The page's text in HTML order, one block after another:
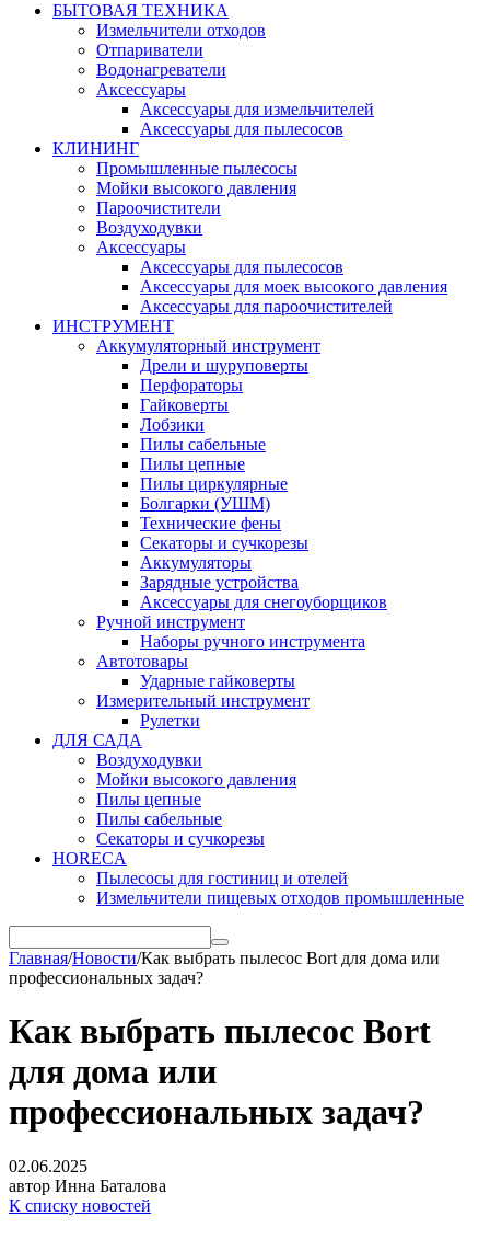
БЫТОВАЯ ТЕХНИКА
Измельчители отходов
Отпариватели
Водонагреватели
Аксессуары
Аксессуары для измельчителей
Аксессуары для пылесосов
КЛИНИНГ
Промышленные пылесосы
Мойки высокого давления
Пароочистители
Воздуходувки
Аксессуары
Аксессуары для пылесосов
Аксессуары для моек высокого давления
Аксессуары для пароочистителей
ИНСТРУМЕНТ
Аккумуляторный инструмент
Дрели и шуруповерты
Перфораторы
Гайковерты
Лобзики
Пилы сабельные
Пилы цепные
Пилы циркулярные
Болгарки (УШМ)
Технические фены
Секаторы и сучкорезы
Аккумуляторы
Зарядные устройства
Аксессуары для снегоуборщиков
Ручной инструмент
Наборы ручного инструмента
Автотовары
Ударные гайковерты
Измерительный инструмент
Рулетки
ДЛЯ САДА
Воздуходувки
Мойки высокого давления
Пилы цепные
Пилы сабельные
Секаторы и сучкорезы
HORECA
Пылесосы для гостиниц и отелей
Измельчители пищевых отходов промышленные
Главная/Новости/Как выбрать пылесос Bort для дома или
профессиональных задач?
Как выбрать пылесос Bort
для дома или
профессиональных задач?
02.06.2025
автор Инна Баталова
К списку новостей